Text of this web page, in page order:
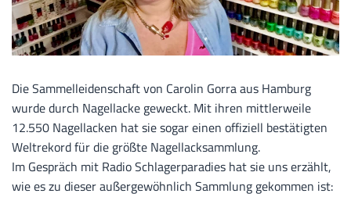
Die Sammelleidenschaft von Carolin Gorra aus Hamburg
wurde durch Nagellacke geweckt. Mit ihren mittlerweile
12.550 Nagellacken hat sie sogar einen offiziell bestätigten
Weltrekord für die größte Nagellacksammlung.
Im Gespräch mit Radio Schlagerparadies hat sie uns erzählt,
wie es zu dieser außergewöhnlich Sammlung gekommen ist: